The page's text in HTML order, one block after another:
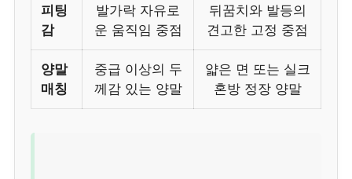
피팅
감
발가락 자유로
운 움직임 중점
뒤꿈치와 발등의
견고한 고정 중점
양말
매칭
중급 이상의 두
께감 있는 양말
얇은 면 또는 실크
혼방 정장 양말